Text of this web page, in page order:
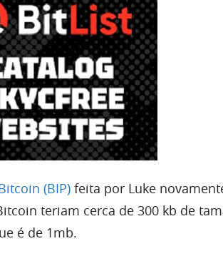
(BIP) feita por Luke
teriam cerca de 300 kb de
é de 1mb.